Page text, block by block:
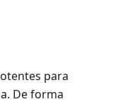
para
De forma